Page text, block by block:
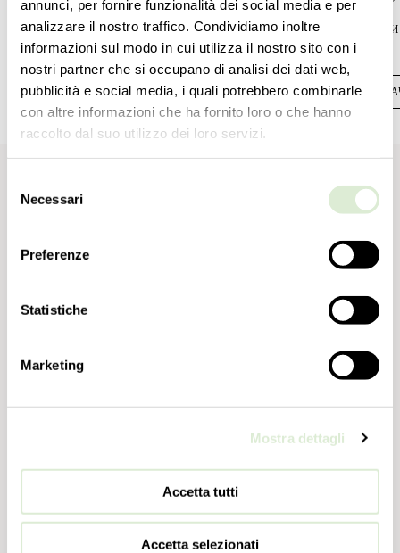
annunci, per fornire funzionalità dei social media e per
analizzare il nostro traffico. Condividiamo inoltre
informazioni sul modo in cui utilizza il nostro sito con i
nostri partner che si occupano di analisi dei dati web,
pubblicità e social media, i quali potrebbero combinarle
con altre informazioni che ha fornito loro o che hanno
raccolto dal suo utilizzo dei loro servizi.
delNecessari
Preferenze
Statistiche
Marketing
Mostra dettagli
Accetta tutti
Accetta selezionati
СЕРТИФИКАТЫ
EAC
СКАЧАТЬ
EAC
Скачать
1.37 МБ - zip СКАЧАТЬ